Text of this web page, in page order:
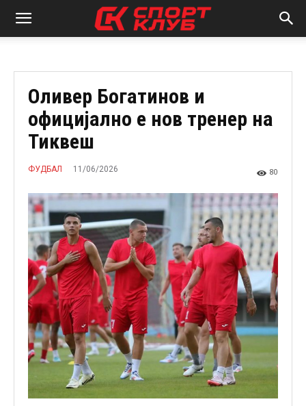
Оливер Богатинов и
официјално е нов тренер на
Тиквеш
ФУДБАЛ 11/06/2026 80